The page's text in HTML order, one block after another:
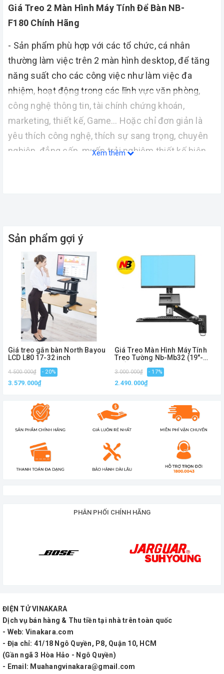
Giá Treo 2 Màn Hình Máy Tính Để Bàn NB-
F180 Chính Hãng
- Sản phẩm phù hợp với các tổ chức, cá nhân
thường làm việc trên 2 màn hình desktop, để tăng
năng suất cho các công việc như làm việc đa
nhiệm, hoạt động trong các lĩnh vực văn phòng,
công nghệ thông tin, tài chính chứng khoán,
marketing, thiết kế, Game… Hoặc chỉ đơn giản là
yêu thích công nghệ, thích sự sang trọng, chuyên
nghiệp, đẳng cấp, muốn trải nghiệm thiết kế hiện
- Sản phẩm có thể được lắp đặt trên mặt bàn, cạnh
bàn hay tại bất kỳ bề mặt phẳng nào của nơi làm
việc.
+ Sắt, Hợp kim nhôm sơn tĩnh điện, Ốp hợp kim phủ
+ Chuyển động linh hoạt theo mọi hướng dễ dàng
mà không cần thêm bất cứ dụng cụ nào
+ Tích hợp xi lanh ống khí bền bỉ và khớp nối hình
nón giúp vận hành trơn tru và ổn định
Xem thêm
Sản phẩm gợi ý
Giá treo gắn bàn North Bayou
LCD L80 17-32 inch
4.500.000₫ - 20%
3.579.000₫
Giá Treo Màn Hình Máy Tính
Treo Tường Nb-Mb32 (19"-
3.000.000₫ - 17%
2.490.000₫
PHÂN PHỐI CHÍNH HÃNG
ĐIỆN TỬ VINAKARA
Dịch vụ bán hàng & Thu tiền tại nhà trên toàn quốc
- Web: Vinakara.com
- Địa chỉ: 41/18 Ngô Quyền, P8, Quận 10, HCM
(Gần ngã 3 Hòa Hảo - Ngô Quyền)
- Email: Muahangvinakara@gmail.com